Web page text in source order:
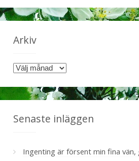
t
g
r
i
e
r
Arkiv
A
k
v
Senaste inläggen
Ingenting är försent min fina vän,